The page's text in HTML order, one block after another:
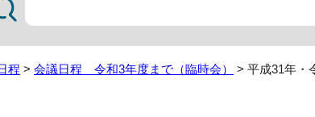
程 > 会議日程 令和3年度まで（臨時会） > 平成31年・